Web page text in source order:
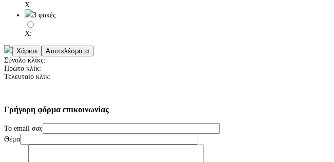
X:
3 φακές
X:
Σύνολο κλίκς:
Πρώτο κλίκ:
Τελευταίο κλίκ:
Γρήγορη φόρμα επικοινωνίας
Το email σας
Θέμα